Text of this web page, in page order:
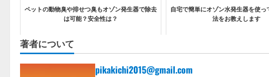
ペットの動物臭や排せつ臭もオゾン発生器で除去
は可能？安全性は？
自宅で簡単にオゾン水発生器を使っ
法をお教えします
著者について
pikakichi2015@gmail.com